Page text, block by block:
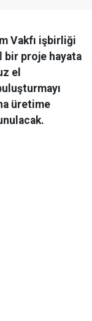
Vakfı işbirliği
bir proje hayata
el
üretime